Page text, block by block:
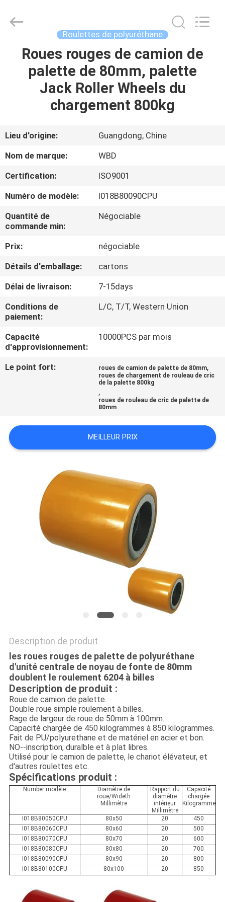
MAISON
PRODUITS
AU
DE
NOUS
VISITE
D'USINE
CONTRÔLE
DE
QUALITÉ
CONTACTEZ-
NOUS
CITATION
PRIVACY
Metal
Roulettes de polyuréthane
Roues rouges de camion de
palette de 80mm, palette
Jack Roller Wheels du
chargement 800kg
Lieu d'origine:
Guangdong, Chine
Nom de marque:
WBD
Certification:
ISO9001
Numéro de modèle:
I018B80090CPU
Quantité de
commande min:
Négociable
Prix:
négociable
Détails d'emballage:
cartons
Délai de livraison:
7-15days
Conditions de
paiement:
L/C, T/T, Western Union
Capacité
d'approvisionnement:
10000PCS par mois
Le point fort: roues de camion de palette de 80mm,
roues de chargement de rouleau de cric
de la palette 800kg
,
roues de rouleau de cric de palette de
80mm
MEILLEUR PRIX
Description de produit
les roues rouges de palette de polyuréthane
d'unité centrale de noyau de fonte de 80mm
doublent le roulement 6204 à billes
Description de produit :
Roue de camion de palette.
Double roue simple roulement à billes.
Rage de largeur de roue de 50mm à 100mm.
Capacité chargée de 450 kilogrammes à 850 kilogrammes.
Fait de PU/polyurethane et de matériel en acier et bon.
NO--inscription, duralble et à plat libres.
Utilisé pour le camion de palette, le chariot élévateur, et
d'autres roulettes etc.
Spécifications produit :
Number modèle
Diamètre de
roue/Wideth
Millimètre
Rapport du
diamètre
intérieur
Millimètre
Capacité
chargée
Kilogramme
I018B80050CPU 80x50 20
450
I018B80060CPU
80x60 20
500
I018B80070CPU
80x70 20
600
I018B80080CPU
80x80 20
700
I018B80090CPU
80x90 20
800
I018B80100CPU
80x100 20 850